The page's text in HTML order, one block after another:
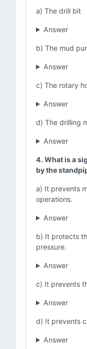
a) The drill bit
Answer
b) The mud
Answer
c) The rotary
Answer
d) The drilling
Answer
4. What is a
by the
a) It prevents
operations.
Answer
b) It protects
pressure.
Answer
c) It prevents
Answer
d) It prevents
Answer